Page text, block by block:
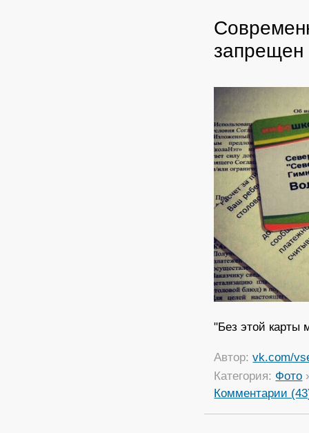
запрещен
"Без этой карты
Автор:vk.com/
Категория: Фото
Комментарии